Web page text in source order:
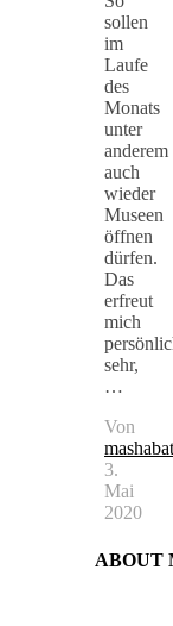
sollen
im
Laufe
des
Monats
unter
anderem
auch
wieder
Museen
öffnen
dürfen.
Das
erfreut
mich
sehr,
…
Von
3.
Mai
2020
ABOUT